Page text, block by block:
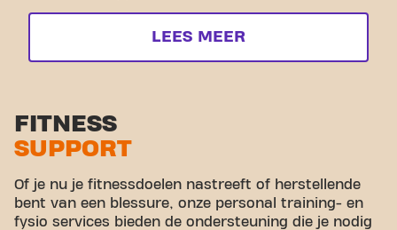
LEES MEER
FITNESS
SUPPORT
Of je nu je fitnessdoelen nastreeft of herstellende
bent van een blessure, onze personal training- en
fysio services bieden de ondersteuning die je nodig